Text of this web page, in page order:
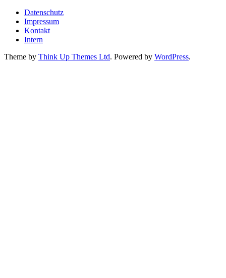
Datenschutz
Impressum
Kontakt
Intern
Theme by Think Up Themes Ltd. Powered by WordPress.